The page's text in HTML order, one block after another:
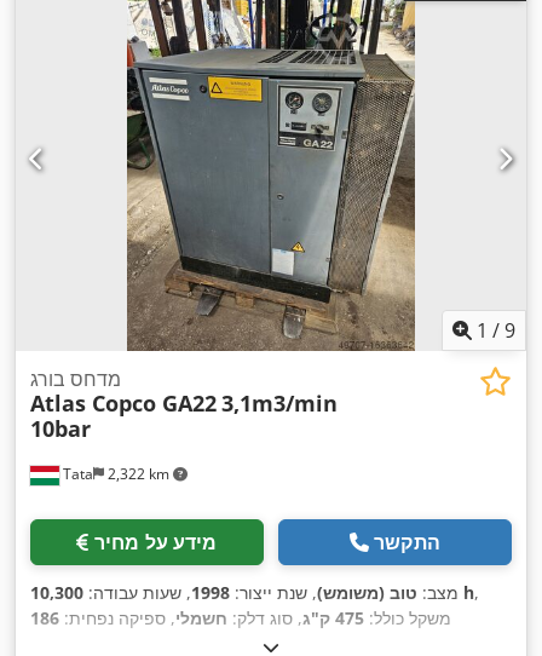
1 /9
Tata 2,322 km
מדחס בורג
Atlas Copco GA223,1m3/min
10bar
מידע על מחיר התקשר
מצב: טוב (משומש), שנת ייצור: 1998, שעות עבודה: 10,300 h,
משקל כולל: 475 ק"ג , סוג דלק: חשמלי, ספיקה נפחית: 186
, לחץ עבודה: